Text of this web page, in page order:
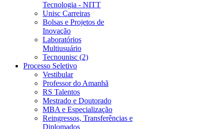
Tecnologia - NITT
Unisc Carreiras
Bolsas e Projetos de
Inovação
Laboratórios
Multiusuário
Tecnounisc (2)
Processo Seletivo
Vestibular
Professor do Amanhã
RS Talentos
Mestrado e Doutorado
MBA e Especialização
Reingressos, Transferências e
Diplomados